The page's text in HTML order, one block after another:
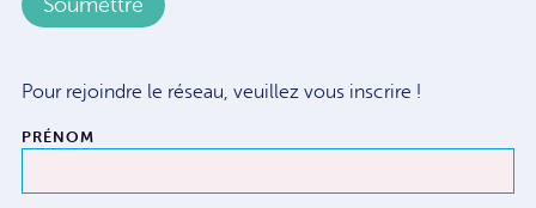
Pour rejoindre le réseau, veuillez vous inscrire !
PRÉNOM